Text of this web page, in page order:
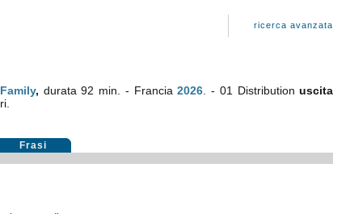
ricerca avanzata
Family, durata 92 min. - Francia2026 . - 01 Distributionuscita
Frasi